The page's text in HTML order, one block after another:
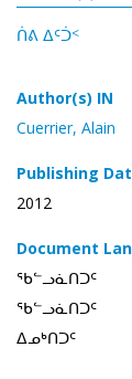
ᑏᕕ ᐃᑦᑑᑉ
Author(s) IN
Cuerrier, Alain
Publishing
2012
Document
ᖃᓪᓗᓈᑎᑐᑦ
ᖃᓪᓗᓈᑎᑐᑦ
ᐃᓄᒃᑎᑐᑦ